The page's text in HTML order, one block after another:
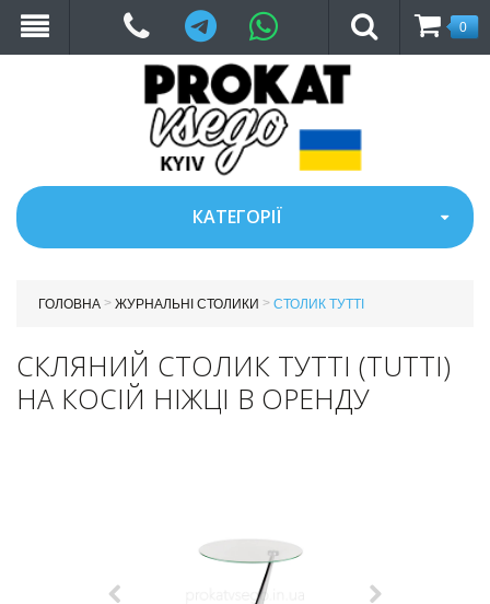
Telegram
0
КАТЕГОРІЇ
ГОЛОВНА > ЖУРНАЛЬНІ СТОЛИКИ > СТОЛИК ТУТТІ
СКЛЯНИЙ СТОЛИК ТУТТІ (TUTTI)
НА КОСІЙ НІЖЦІ В ОРЕНДУ